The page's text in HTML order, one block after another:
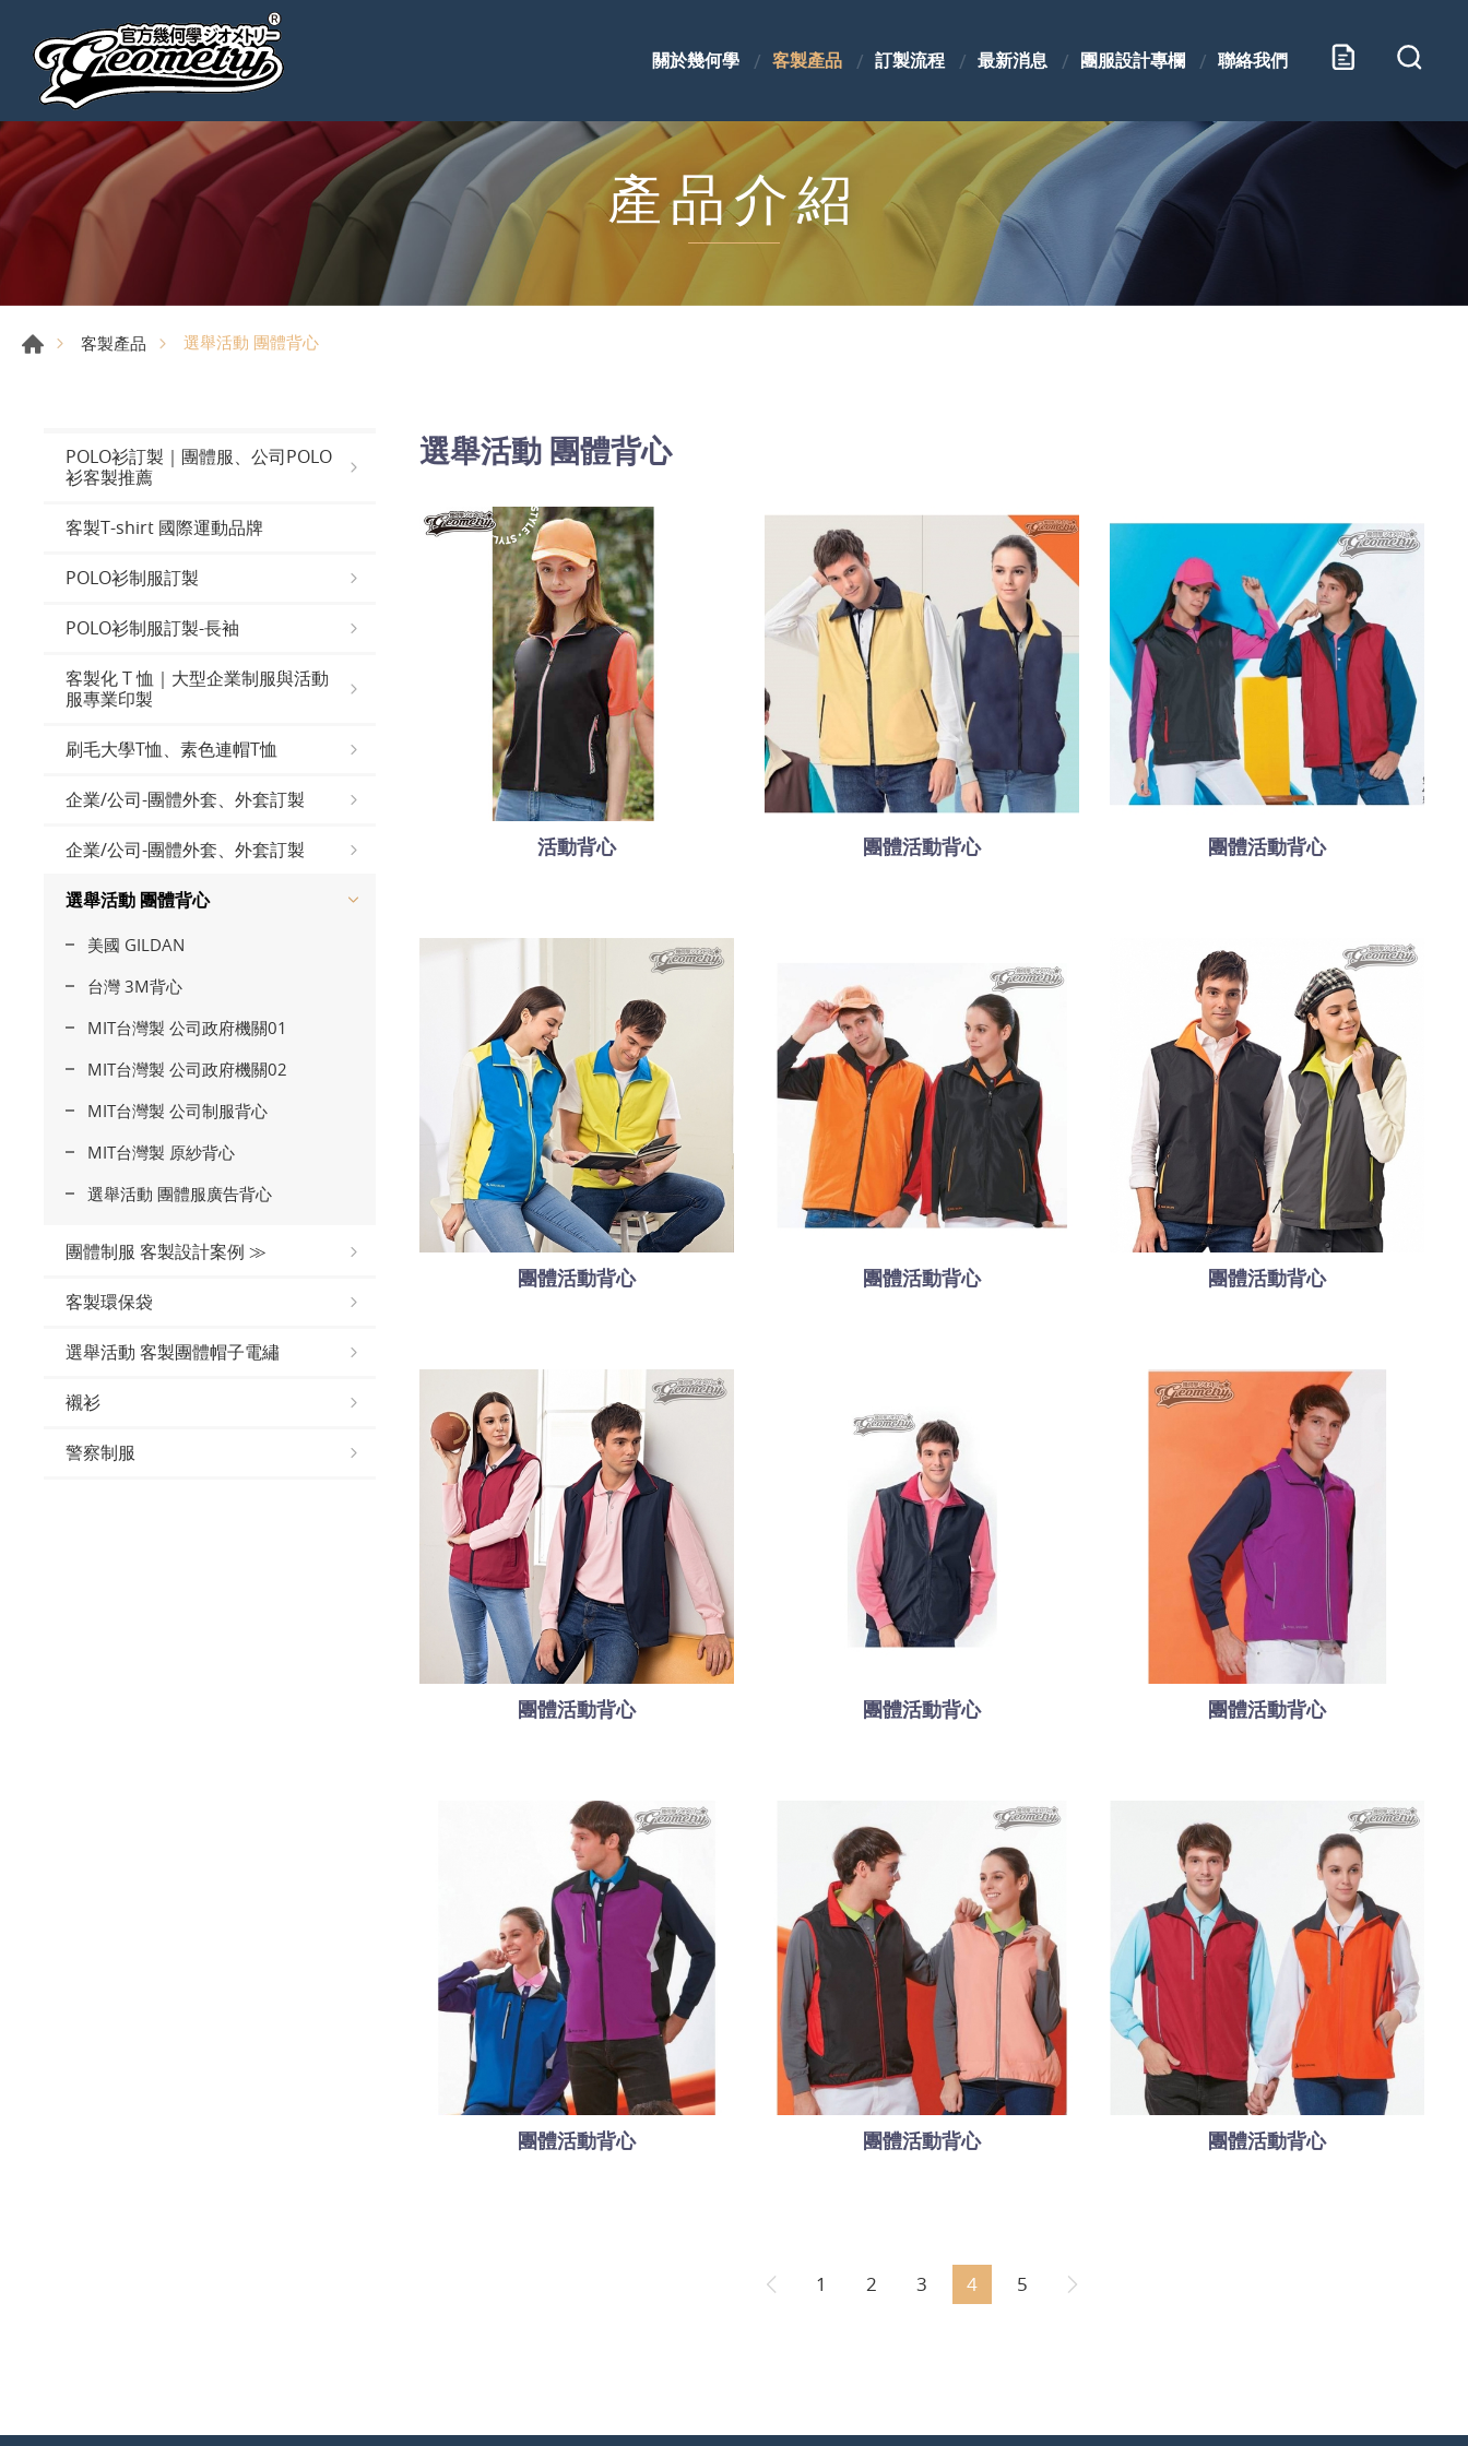
關於幾何學 客製產品 訂製流程 最新消息 團服設計專欄 聯絡我們
產品介紹
客製產品 選舉活動 團體背心
POLO衫訂製｜團體服、公司POLO
衫客製推薦
客製T-shirt 國際運動品牌
POLO衫制服訂製
POLO衫制服訂製-長袖
客製化 T 恤｜大型企業制服與活動
服專業印製
刷毛大學T恤、素色連帽T恤
企業/公司-團體外套、外套訂製
企業/公司-團體外套、外套訂製
選舉活動 團體背心
美國 GILDAN
台灣 3M背心
MIT台灣製 公司政府機關01
MIT台灣製 公司政府機關02
MIT台灣製 公司制服背心
MIT台灣製 原紗背心
選舉活動 團體服廣告背心
團體制服 客製設計案例 ≫
客製環保袋
選舉活動 客製團體帽子電繡
襯衫
警察制服
選舉活動 團體背心
活動背心 團體活動背心 團體活動背心
團體活動背心 團體活動背心 團體活動背心
團體活動背心 團體活動背心 團體活動背心
團體活動背心 團體活動背心 團體活動背心
1 2 3 4 5